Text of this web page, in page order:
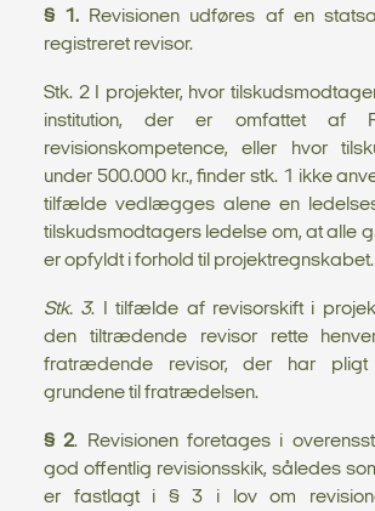
§ 1. Revisionen udføres af en
registreret revisor.
Stk. 2 I projekter, hvor
institution, der er omfattet af
revisionskompetence, eller hvor
under 500.000 kr., finder stk. 1 ikke
tilfælde vedlægges alene en
tilskudsmodtagers ledelse om, at alle
er opfyldt i forhold til projektregnskabet.
Stk. 3. I tilfælde af revisorskift i
den tiltrædende revisor rette
fratrædende revisor, der har
grundene til fratrædelsen.
§ 2. Revisionen foretages i
god offentlig revisionsskik, således
er fastlagt i § 3 i lov om